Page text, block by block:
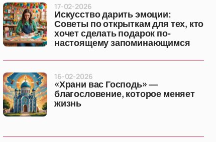
Искусство дарить эмоции:
Советы по открыткам для тех, кто
хочет сделать подарок по-
настоящему запоминающимся
17-02-2026
«Храни вас Господь» —
благословение, которое меняет
жизнь
16-02-2026